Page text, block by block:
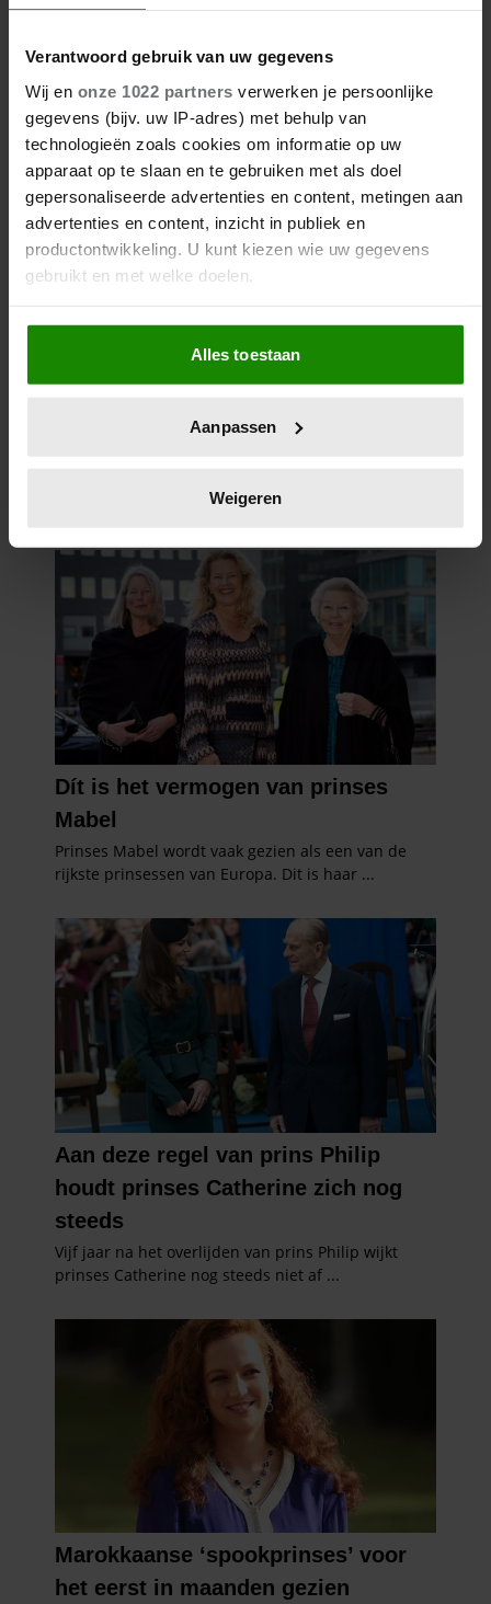
Verantwoord gebruik van uw gegevens
Wij en onze 1022 partners verwerken je persoonlijke
gegevens (bijv. uw IP-adres) met behulp van
technologieën zoals cookies om informatie op uw
apparaat op te slaan en te gebruiken met als doel
gepersonaliseerde advertenties en content, metingen aan
advertenties en content, inzicht in publiek en
productontwikkeling. U kunt kiezen wie uw gegevens
gebruikt en met welke doelen.
Als u het toestaat, willen we ook graag:
Informatie verzamelen over uw geografische
locatie, die tot een paar meter nauwkeurig kan zijn
scannen op specifieke eigenschappen (fingerprinting)
verwerkt en stel uw voorkeuren in het
intrekken in de Cookieverklaring.
We gebruiken cookies om content en advertenties te
personaliseren, om functies voor social media te bieden
en om ons websiteverkeer te analyseren. Ook delen we
informatie over uw gebruik van onze site met onze
partners voor social media, adverteren en analyse. Deze
partners kunnen deze gegevens combineren met andere
informatie die u aan ze heeft verstrekt of die ze hebben
verzameld op basis van uw gebruik van hun services. U
gaat akkoord met onze cookies als u onze website blijft
Alles toestaan
Aanpassen
Weigeren